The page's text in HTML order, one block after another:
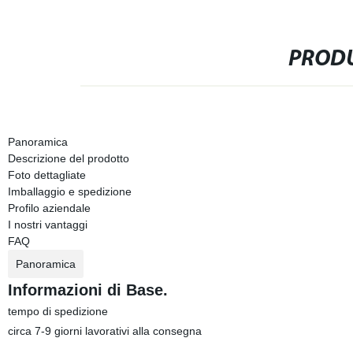
Panoramica
Descrizione del prodotto
Foto dettagliate
Imballaggio e spedizione
Profilo aziendale
I nostri vantaggi
FAQ
Panoramica
Informazioni di Base.
tempo di spedizione
circa 7-9 giorni lavorativi alla consegna